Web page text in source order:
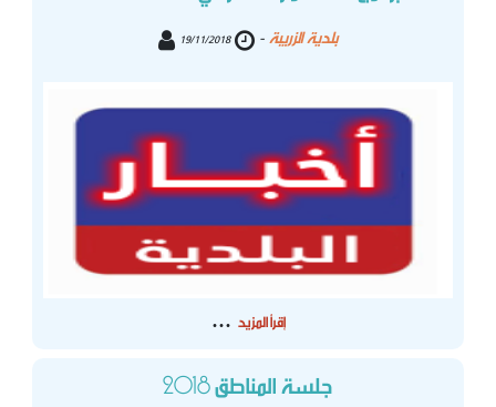
بلدية الزريبة-
19/11/2018
... إقرأ المزيد
جلسة المناطق 2018